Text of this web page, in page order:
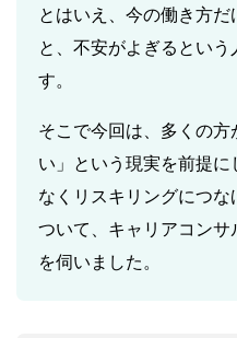
とはいえ、今の働き方
と、不安がよぎるという
す。
そこで今回は、多くの
い」という現実を前提
なくリスキリングにつな
ついて、キャリアコン
を伺いました。